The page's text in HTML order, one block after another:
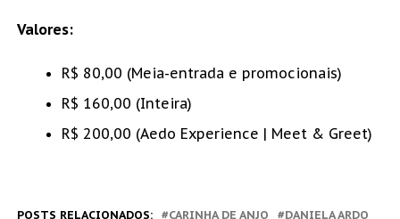
Valores:
R$ 80,00 (Meia-entrada e promocionais)
R$ 160,00 (Inteira)
R$ 200,00 (Aedo Experience | Meet & Greet)
POSTS RELACIONADOS: CARINHA DE ANJO
DANIELA ARDO